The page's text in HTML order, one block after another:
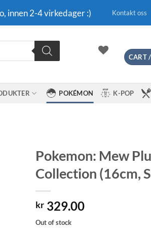
innen 2-4 virkedager :) Kontakt oss
CART /
POKÉMON K-POP
Pokemon: Mew
Collection (16cm,
kr329.00
Out of stock